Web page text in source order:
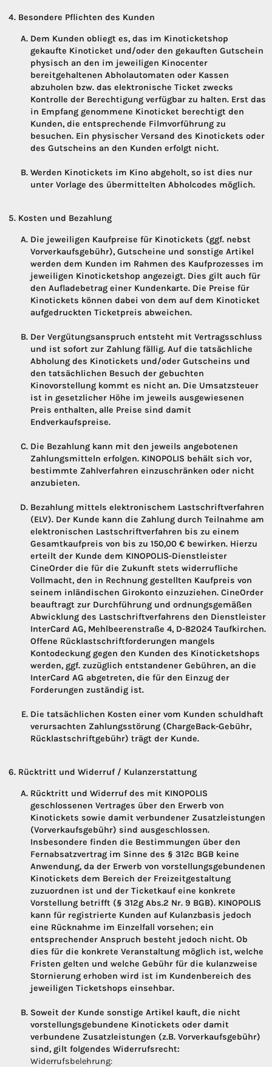
Besondere Pflichten des Kunden
Dem Kunden obliegt es, das im Kinoticketshop
gekaufte Kinoticket und/oder den gekauften Gutschein
physisch an den im jeweiligen Kinocenter
bereitgehaltenen Abholautomaten oder Kassen
abzuholen bzw. das elektronische Ticket zwecks
Kontrolle der Berechtigung verfügbar zu halten. Erst das
in Empfang genommene Kinoticket berechtigt den
Kunden, die entsprechende Filmvorführung zu
besuchen. Ein physischer Versand des Kinotickets oder
des Gutscheins an den Kunden erfolgt nicht.
Werden Kinotickets im Kino abgeholt, so ist dies nur
unter Vorlage des übermittelten Abholcodes möglich.
Kosten und Bezahlung
Die jeweiligen Kaufpreise für Kinotickets (ggf. nebst
Vorverkaufsgebühr), Gutscheine und sonstige Artikel
werden dem Kunden im Rahmen des Kaufprozesses im
jeweiligen Kinoticketshop angezeigt. Dies gilt auch für
den Aufladebetrag einer Kundenkarte. Die Preise für
Kinotickets können dabei von dem auf dem Kinoticket
aufgedruckten Ticketpreis abweichen.
Der Vergütungsanspruch entsteht mit Vertragsschluss
und ist sofort zur Zahlung fällig. Auf die tatsächliche
Abholung des Kinotickets und/oder Gutscheins und
den tatsächlichen Besuch der gebuchten
Kinovorstellung kommt es nicht an. Die Umsatzsteuer
ist in gesetzlicher Höhe im jeweils ausgewiesenen
Preis enthalten, alle Preise sind damit
Endverkaufspreise.
Die Bezahlung kann mit den jeweils angebotenen
Zahlungsmitteln erfolgen. KINOPOLIS behält sich vor,
bestimmte Zahlverfahren einzuschränken oder nicht
anzubieten.
Bezahlung mittels elektronischem Lastschriftverfahren
(ELV). Der Kunde kann die Zahlung durch Teilnahme am
elektronischen Lastschriftverfahren bis zu einem
Gesamtkaufpreis von bis zu 150,00 € bewirken. Hierzu
erteilt der Kunde dem KINOPOLIS-Dienstleister
CineOrder die für die Zukunft stets widerrufliche
Vollmacht, den in Rechnung gestellten Kaufpreis von
seinem inländischen Girokonto einzuziehen. CineOrder
beauftragt zur Durchführung und ordnungsgemäßen
Abwicklung des Lastschriftverfahrens den Dienstleister
InterCard AG, Mehlbeerenstraße 4, D-82024 Taufkirchen.
Offene Rücklastschriftforderungen mangels
Kontodeckung gegen den Kunden des Kinoticketshops
werden, ggf. zuzüglich entstandener Gebühren, an die
InterCard AG abgetreten, die für den Einzug der
Forderungen zuständig ist.
Die tatsächlichen Kosten einer vom Kunden schuldhaft
verursachten Zahlungsstörung (ChargeBack-Gebühr,
Rücklastschriftgebühr) trägt der Kunde.
Rücktritt und Widerruf / Kulanzerstattung
Rücktritt und Widerruf des mit KINOPOLIS
geschlossenen Vertrages über den Erwerb von
Kinotickets sowie damit verbundener Zusatzleistungen
(Vorverkaufsgebühr) sind ausgeschlossen.
Insbesondere finden die Bestimmungen über den
Fernabsatzvertrag im Sinne des § 312c BGB keine
Anwendung, da der Erwerb von vorstellungsgebundenen
Kinotickets dem Bereich der Freizeitgestaltung
zuzuordnen ist und der Ticketkauf eine konkrete
Vorstellung betrifft (§ 312g Abs.2 Nr. 9 BGB). KINOPOLIS
kann für registrierte Kunden auf Kulanzbasis jedoch
eine Rücknahme im Einzelfall vorsehen; ein
entsprechender Anspruch besteht jedoch nicht. Ob
dies für die konkrete Veranstaltung möglich ist, welche
Fristen gelten und welche Gebühr für die kulanzweise
Stornierung erhoben wird ist im Kundenbereich des
jeweiligen Ticketshops einsehbar.
Soweit der Kunde sonstige Artikel kauft, die nicht
vorstellungsgebundene Kinotickets oder damit
verbundene Zusatzleistungen (z.B. Vorverkaufsgebühr)
sind, gilt folgendes Widerrufsrecht:
Widerrufsbelehrung: